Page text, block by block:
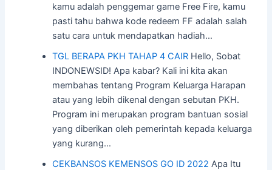
kamu adalah penggemar game Free Fire, kamu
pasti tahu bahwa kode redeem FF adalah salah
satu cara untuk mendapatkan hadiah…
TGL BERAPA PKH TAHAP 4 CAIR Hello, Sobat
INDONEWSID! Apa kabar? Kali ini kita akan
membahas tentang Program Keluarga Harapan
atau yang lebih dikenal dengan sebutan PKH.
Program ini merupakan program bantuan sosial
yang diberikan oleh pemerintah kepada keluarga
yang kurang…
CEKBANSOS KEMENSOS GO ID 2022 Apa Itu